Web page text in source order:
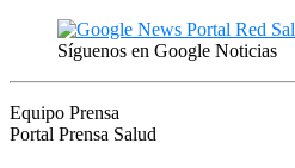
Síguenos en Google Noticias
Equipo Prensa
Portal Prensa Salud